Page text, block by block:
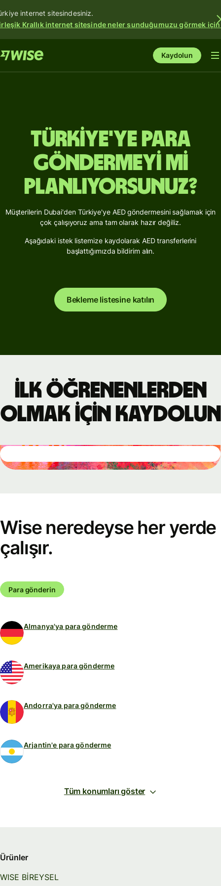
internet sitesindesiniz.
Krallık internet sitesinde neler sunduğumuzu görmek için
Kaydolun
Türkiye'ye para
göndermeyi mi
planlıyorsunuz?
Müşterilerin Dubai'den Türkiye'ye AED göndermesini sağlamak için
çok çalışıyoruz ama tam olarak hazır değiliz.
Aşağıdaki istek listemize kaydolarak AED transferlerini
başlattığımızda bildirim alın.
Bekleme listesine katılın
İlk öğrenenlerden
olmak için kaydolun
Wise neredeyse her yerde
çalışır.
Para gönderin
Almanya'ya para gönderme
Amerikaya para gönderme
Andorra'ya para gönderme
Arjantin'e para gönderme
Tüm konumları göster
Ürünler
WISE BİREYSEL